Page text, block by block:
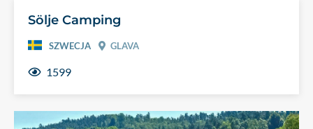
Sölje Camping
SZWECJA GLAVA
1599